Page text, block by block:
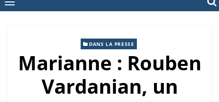
DANS LA PRESSE
Marianne : Rouben
Vardanian, un